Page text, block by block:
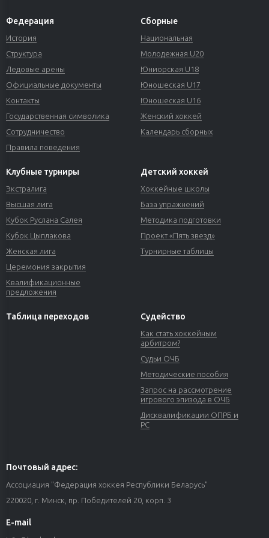
Федерация
История
Структура
Ледовые арены
Официальные документы
Контакты
Государственная символика
Сотрудничество
Правила поведения
Сборные
Национальная
Молодежная U20
Юниорская U18
Юношеская U17
Юношеская U16
Женский хоккей
Календарь сборных
Клубные турниры
Экстралига
Высшая лига
Кубок Руслана Салея
Кубок Цыплакова
Женская лига
Церемония закрытия
Квалификационные
предложения
Детский хоккей
Хоккейные школы
База упражнений
Методика подготовки
Проект «Пять звезд»
Турнирные таблицы
Таблица переходов Судейство
Как стать хоккейным
арбитром?
Судьи ОЧБ
Методические пособия
Запрос на рассмотрение
игрового эпизода в ОЧБ
Дисквалификации ОПРБ и
РС
Почтовый адрес:
Ассоциация "Федерация хоккея Республики Беларусь"
220020, г. Минск, пр. Победителей 20, корп. 3
E-mail